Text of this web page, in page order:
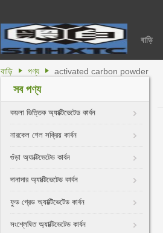
বাড়ি
বাড়ি পণ্য activated carbon powder
সব পণ্য
কয়লা ভিত্তিক অ্যাক্টিভেটেড কার্বন
নারকেল শেল সক্রিয় কার্বন
গুঁড়া অ্যাক্টিভেটেড কার্বন
দানাদার অ্যাক্টিভেটেড কার্বন
ফুড গ্রেড অ্যাক্টিভেটেড কার্বন
সংশ্লেষিত অ্যাক্টিভেটেড কার্বন